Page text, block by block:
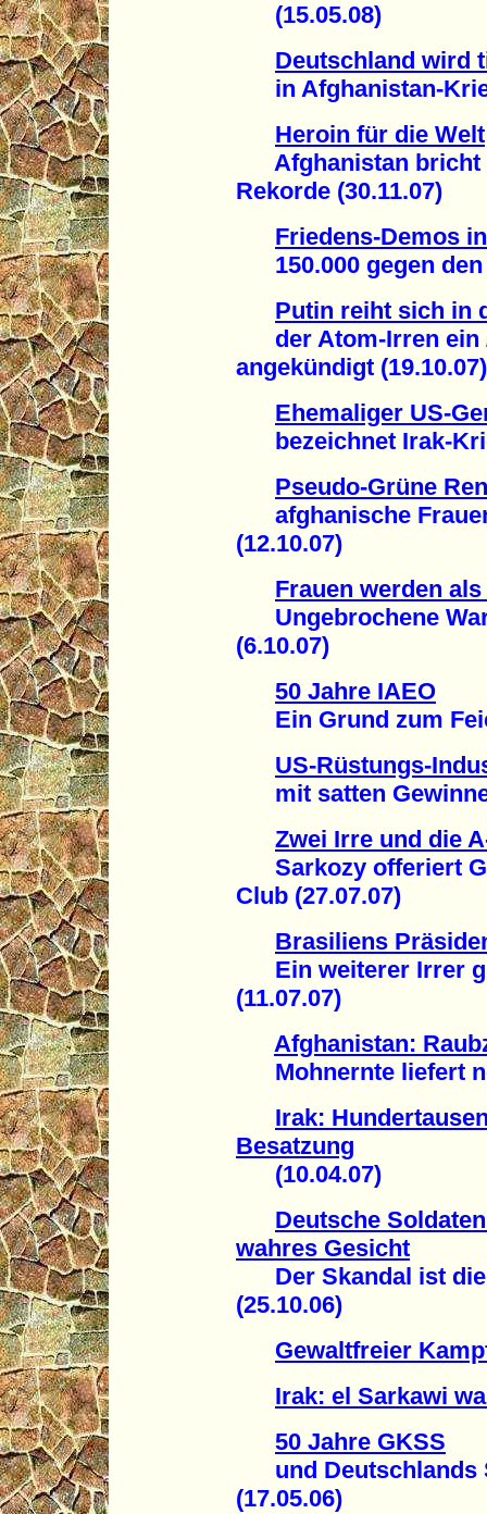
(15.05.08)
Deutschland wird
in Afghanistan-
Heroin für die Welt
Afghanistan bricht
Rekorde (30.11.07)
Friedens-Demos
150.000 gegen den
Putin reiht sich in
der Atom-Irren ein
angekündigt (19.10.07)
Ehemaliger US-
bezeichnet Irak-
Pseudo-Grüne
afghanische
(12.10.07)
Frauen werden
Ungebrochene
(6.10.07)
50 Jahre IAEO
Ein Grund zum
US-Rüstungs-
mit satten
Zwei Irre und die
Sarkozy offeriert
Club (27.07.07)
Brasiliens
Ein weiterer Irrer
(11.07.07)
Afghanistan:
Mohnernte liefert
Irak:
Besatzung
(10.04.07)
Deutsche
wahres Gesicht
Der Skandal ist die
(25.10.06)
Gewaltfreier
Irak: el Sarkawi
50 Jahre GKSS
und Deutschlands
(17.05.06)